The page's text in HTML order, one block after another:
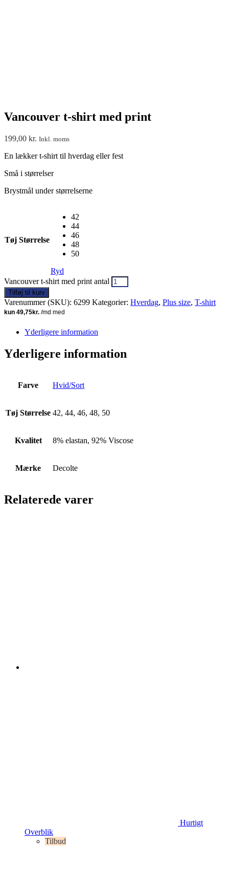
Vancouver t-shirt med print
199,00 kr. Inkl. moms
En lækker t-shirt til hverdag eller fest
Små i størrelser
Brystmål under størrelserne
Tøj Størrelse
42
44
46
48
50
Ryd
Vancouver t-shirt med print antal
Tilføj til kurv
Varenummer (SKU): 6299 Kategorier: Hverdag, Plus size, T-shirt
Yderligere information
Yderligere information
Farve Hvid/Sort
Tøj Størrelse 42, 44, 46, 48, 50
Kvalitet 8% elastan, 92% Viscose
Mærke Decolte
Relaterede varer
Hurtigt
Overblik
Tilbud